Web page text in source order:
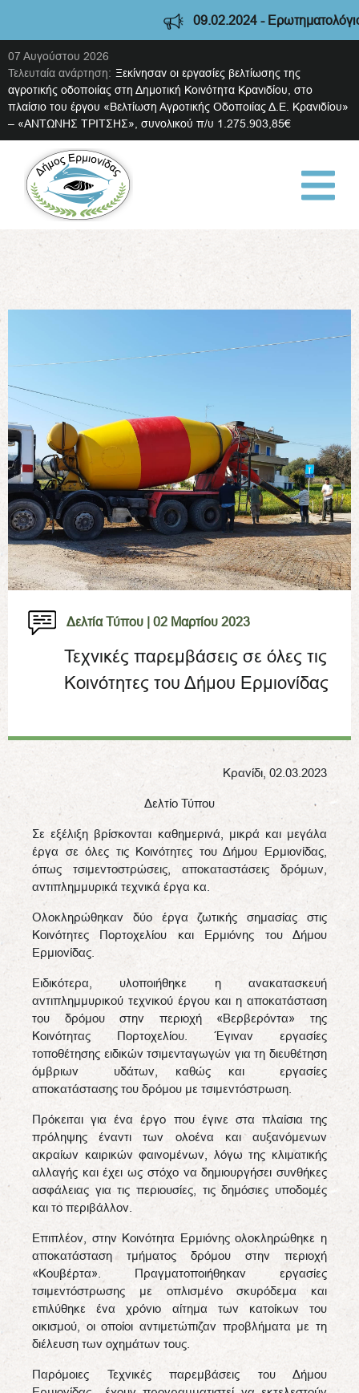
09.02.2024 - Ερωτηματολόγιο διαβούλευσης
07 Αυγούστου 2026
Τελευταία ανάρτηση: Ξεκίνησαν οι εργασίες βελτίωσης της
αγροτικής οδοποιίας στη Δημοτική Κοινότητα Κρανιδίου, στο
πλαίσιο του έργου «Βελτίωση Αγροτικής Οδοποιίας Δ.Ε. Κρανιδίου»
– «ΑΝΤΩΝΗΣ ΤΡΙΤΣΗΣ», συνολικού π/υ 1.275.903,85€
Δελτία Τύπου | 02 Μαρτίου 2023
Τεχνικές παρεμβάσεις σε όλες τις
Κοινότητες του Δήμου Ερμιονίδας
Κρανίδι, 02.03.2023
Δελτίο Τύπου
Σε εξέλιξη βρίσκονται καθημερινά, μικρά και μεγάλα
έργα σε όλες τις Κοινότητες του Δήμου Ερμιονίδας,
όπως τσιμεντοστρώσεις, αποκαταστάσεις δρόμων,
αντιπλημμυρικά τεχνικά έργα κα.
Ολοκληρώθηκαν δύο έργα ζωτικής σημασίας στις
Κοινότητες Πορτοχελίου και Ερμιόνης του Δήμου
Ερμιονίδας.
Ειδικότερα, υλοποιήθηκε η ανακατασκευή
αντιπλημμυρικού τεχνικού έργου και η αποκατάσταση
του δρόμου στην περιοχή «Βερβερόντα» της
Κοινότητας Πορτοχελίου. Έγιναν εργασίες
τοποθέτησης ειδικών τσιμενταγωγών για τη διευθέτηση
όμβριων υδάτων, καθώς και εργασίες
αποκατάστασης του δρόμου με τσιμεντόστρωση.
Πρόκειται για ένα έργο που έγινε στα πλαίσια της
πρόληψης έναντι των ολοένα και αυξανόμενων
ακραίων καιρικών φαινομένων, λόγω της κλιματικής
αλλαγής και έχει ως στόχο να δημιουργήσει συνθήκες
ασφάλειας για τις περιουσίες, τις δημόσιες υποδομές
και το περιβάλλον.
Επιπλέον, στην Κοινότητα Ερμιόνης ολοκληρώθηκε η
αποκατάσταση τμήματος δρόμου στην περιοχή
«Κουβέρτα». Πραγματοποιήθηκαν εργασίες
τσιμεντόστρωσης με οπλισμένο σκυρόδεμα και
επιλύθηκε ένα χρόνιο αίτημα των κατοίκων του
οικισμού, οι οποίοι αντιμετώπιζαν προβλήματα με τη
διέλευση των οχημάτων τους.
Παρόμοιες Τεχνικές παρεμβάσεις του Δήμου